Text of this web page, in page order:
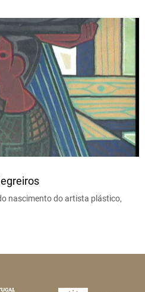
nascimento do artista plástico,